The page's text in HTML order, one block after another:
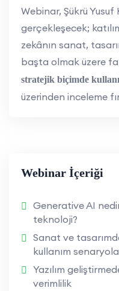
Webinar, Şükrü Yusuf
gerçekleşecek;
zekânın sanat,
başta olmak üzere
stratejik biçimde
üzerinden inceleme
Webinar İçeriği
Generative AI
teknoloji?
Sanat ve
kullanım
Yazılım
verimlilik